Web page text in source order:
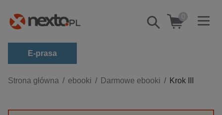
Pokaż/schowaj
wyszukiwarkę
0
E-prasa
Kategorie
Strona główna ebooki Darmowe ebooki Krok III